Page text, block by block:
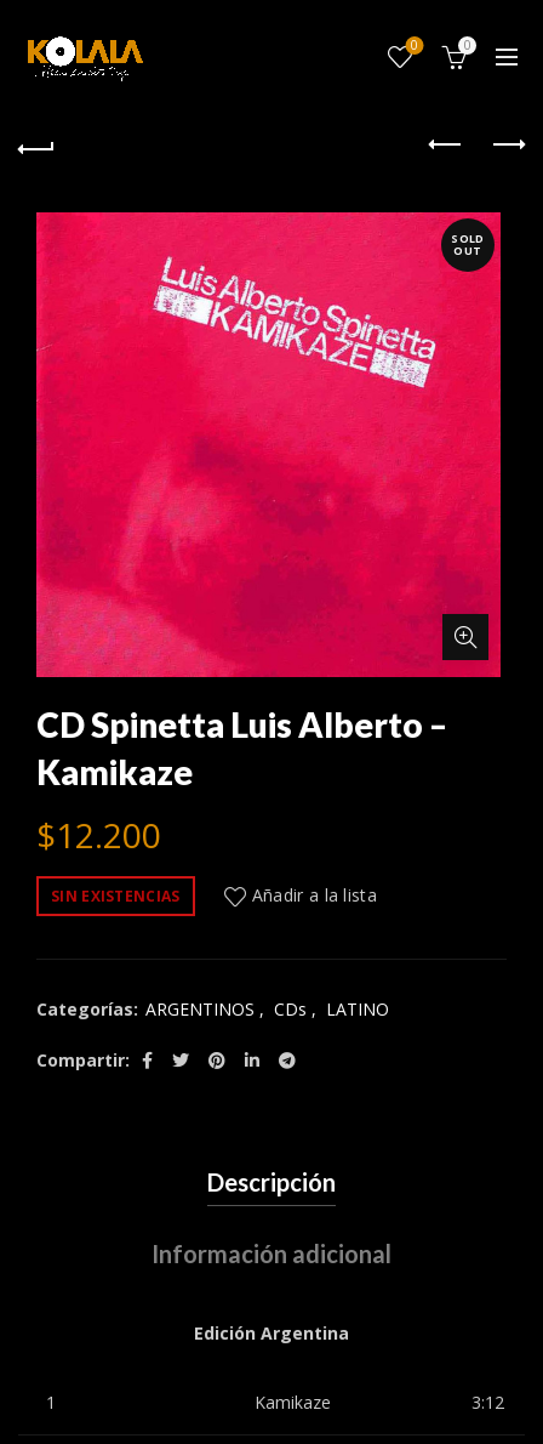
0 0
SOLD
OUT
CD Spinetta Luis Alberto –
Kamikaze
$12.200
SIN EXISTENCIAS Añadir a la lista
Categorías: ARGENTINOS , CDs , LATINO
Compartir
Descripción
Información adicional
Edición Argentina
1 Kamikaze 3:12